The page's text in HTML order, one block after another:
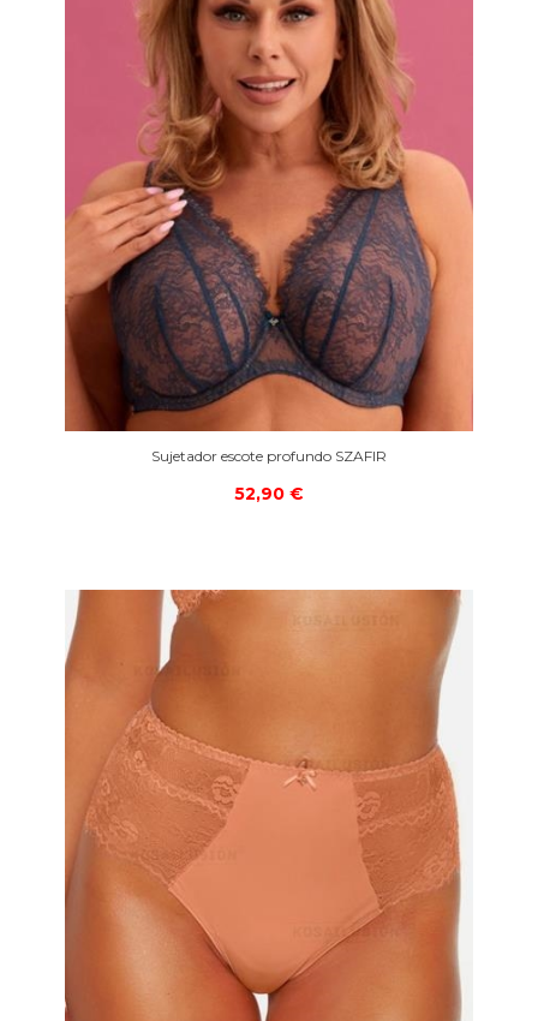
Sujetador escote profundo SZAFIR
52,90 €